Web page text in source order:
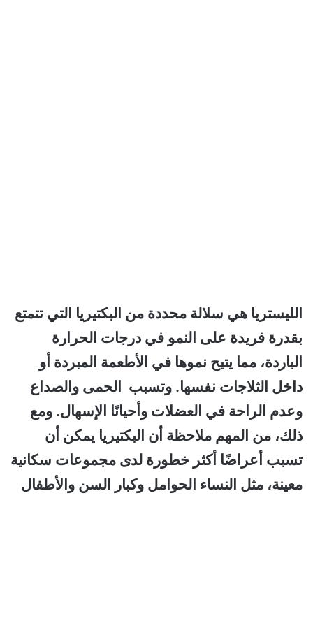
الليستريا هي سلالة محددة من البكتيريا التي تتمتع
بقدرة فريدة على النمو في درجات الحرارة
الباردة، مما يتيح نموها في الأطعمة المبردة أو
داخل الثلاجات نفسها. وتسبب الحمى والصداع
وعدم الراحة في العضلات وأحيانًا الإسهال. ومع
ذلك، من المهم ملاحظة أن البكتيريا يمكن أن
تسبب أعراضًا أكثر خطورة لدى مجموعات سكانية
معينة، مثل النساء الحوامل وكبار السن والأطفال